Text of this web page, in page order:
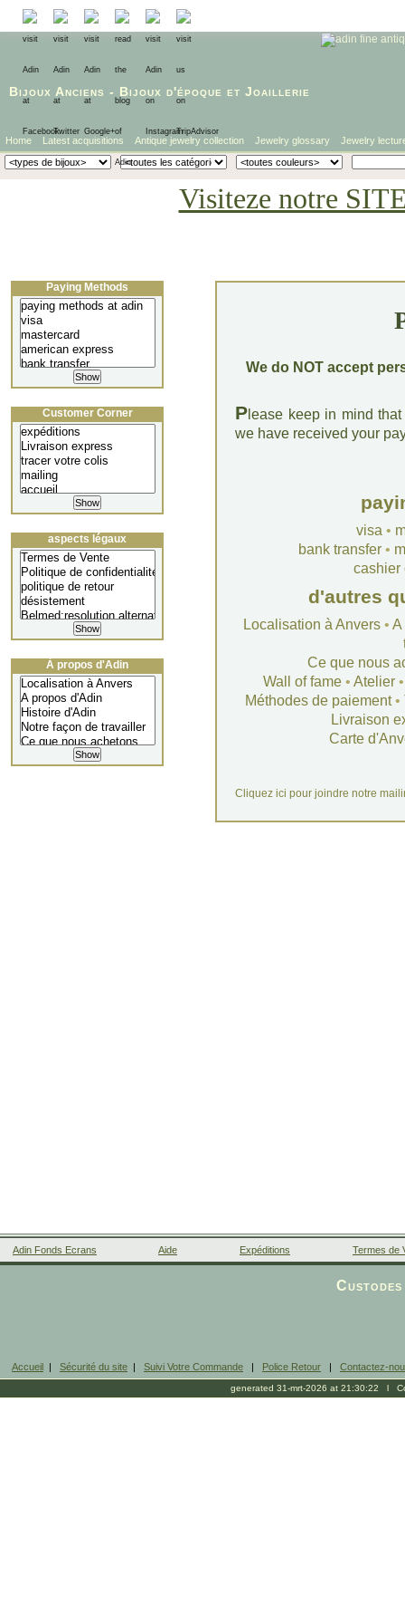
Bijoux Anciens - Bijoux d'époque et Joaillerie
Home Latest acquisitions Antique jewelry collection Jewelry glossary Jewelry
Visiteze notre
We do NOT accept
P lease keep in mind
we have received your
visa •
bank transfer •
cashier
d'autres
Localisation à Anvers• A
Ce que nous
Wall of fame• Atelier
Méthodes de paiement•
Livraison
Carte
Cliquez ici pour joindre notre
Paying Methods
Customer Corner
aspects légaux
À propos d'Adin
Adin Fonds Ecrans Aide Expéditions Termes de
Accueil | Sécurité du site | Suivi Votre Commande | Police Retour | Contactez-
generated 31-mrt-2026 at 21:30:22 l